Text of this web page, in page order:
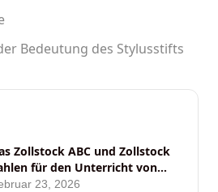
Bedeutung des Stylusstifts
Zollstock ABC und Zollstock
für den Unterricht von
23, 2026